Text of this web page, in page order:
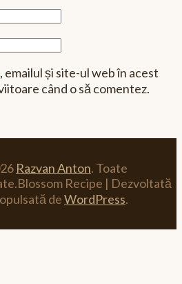
emailul și site-ul web în acest
când o să comentez.
Razvan Anton. Toate
Blossom Recipe | Dezvoltată
deWordPress.